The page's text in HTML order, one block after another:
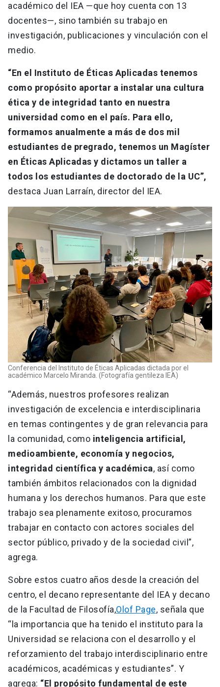
académico del IEA —que hoy cuenta con 13
docentes—, sino también su trabajo en
investigación, publicaciones y vinculación con el
medio.
“En el Instituto de Éticas Aplicadas tenemos
como propósito aportar a instalar una cultura
ética y de integridad tanto en nuestra
universidad como en el país. Para ello,
formamos anualmente a más de dos mil
estudiantes de pregrado, tenemos un Magíster
en Éticas Aplicadas y dictamos un taller a
todos los estudiantes de doctorado de la UC”,
destaca Juan Larraín, director del IEA.
Conferencia del Instituto de Éticas Aplicadas dictada por el
académico Marcelo Miranda. (Fotografía gentileza IEA)
“Además, nuestros profesores realizan
investigación de excelencia e interdisciplinaria
en temas contingentes y de gran relevancia para
la comunidad, como inteligencia artificial,
medioambiente, economía y negocios,
integridad científica y académica, así como
también ámbitos relacionados con la dignidad
humana y los derechos humanos. Para que este
trabajo sea plenamente exitoso, procuramos
trabajar en contacto con actores sociales del
sector público, privado y de la sociedad civil”,
agrega.
Sobre estos cuatro años desde la creación del
centro, el decano representante del IEA y decano
de la Facultad de Filosofía,Olof Page, señala que
“la importancia que ha tenido el instituto para la
Universidad se relaciona con el desarrollo y el
reforzamiento del trabajo interdisciplinario entre
académicos, académicas y estudiantes”. Y
agrega: “El propósito fundamental de este